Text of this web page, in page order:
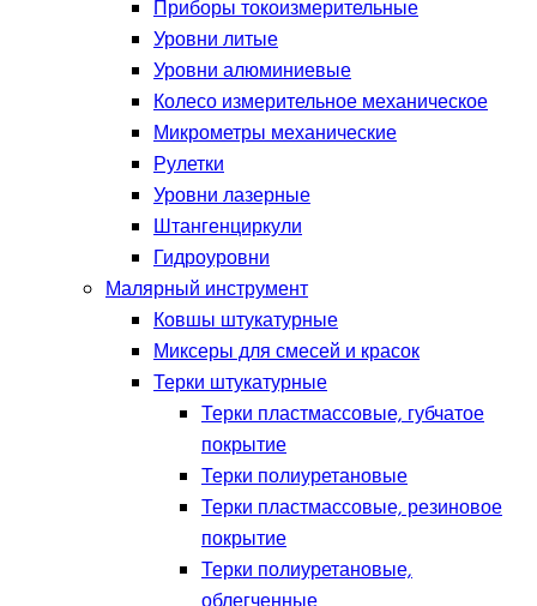
Приборы токоизмерительные
Уровни литые
Уровни алюминиевые
Колесо измерительное механическое
Микрометры механические
Рулетки
Уровни лазерные
Штангенциркули
Гидроуровни
Малярный инструмент
Ковшы штукатурные
Миксеры для смесей и красок
Терки штукатурные
Терки пластмассовые, губчатое
покрытие
Терки полиуретановые
Терки пластмассовые, резиновое
покрытие
Терки полиуретановые,